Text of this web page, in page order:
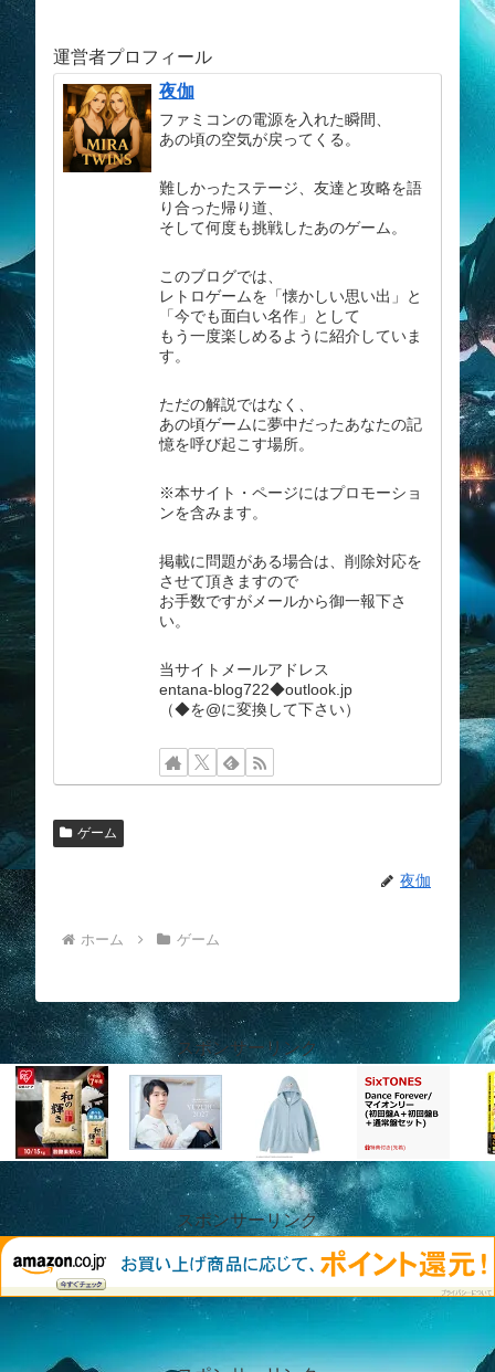
運営者プロフィール
夜伽
ファミコンの電源を入れた瞬間、
あの頃の空気が戻ってくる。
難しかったステージ、友達と攻略を語
り合った帰り道、
そして何度も挑戦したあのゲーム。
このブログでは、
レトロゲームを「懐かしい思い出」と
「今でも面白い名作」として
もう一度楽しめるように紹介していま
す。
ただの解説ではなく、
あの頃ゲームに夢中だったあなたの記
憶を呼び起こす場所。
※本サイト・ページにはプロモーショ
ンを含みます。
掲載に問題がある場合は、削除対応を
させて頂きますので
お手数ですがメールから御一報下さ
い。
当サイトメールアドレス
entana-blog722◆outlook.jp
（◆を@に変換して下さい）
ゲーム
夜伽
ホーム ゲーム
スポンサーリンク
スポンサーリンク